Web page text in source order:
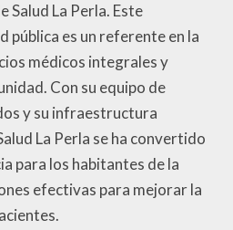
Salud La Perla. Este
pública es un referente en la
médicos integrales y
Con su equipo de
y su infraestructura
La Perla se ha convertido
para los habitantes de la
efectivas para mejorar la